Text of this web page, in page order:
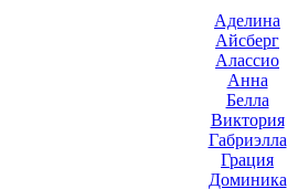
Аделина
Айсберг
Алассио
Анна
Белла
Виктория
Габриэлла
Грация
Доминика